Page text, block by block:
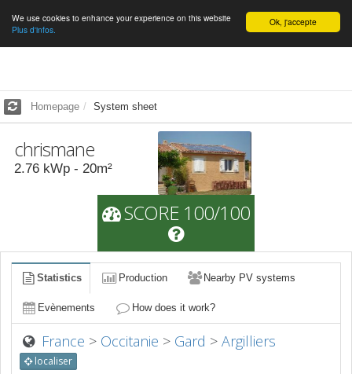
English Ok, j'accepte
We use cookies to enhance your experience on this website
Plus d'infos.
Homepage System sheet
chrismane
2.76 kWp - 20m²
SCORE 100/100
Statistics Production Nearby PV systems
Evènements How does it work?
France > Occitanie > Gard >Argilliers
localiser